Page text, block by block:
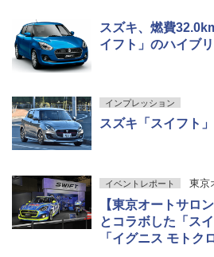
スズキ、燃費
イフト」のハイブ
インプレッション
スズキ「スイフト
イベントレポート 東京
【東京オートサロ
とコラボした「ス
「イグニス モトク